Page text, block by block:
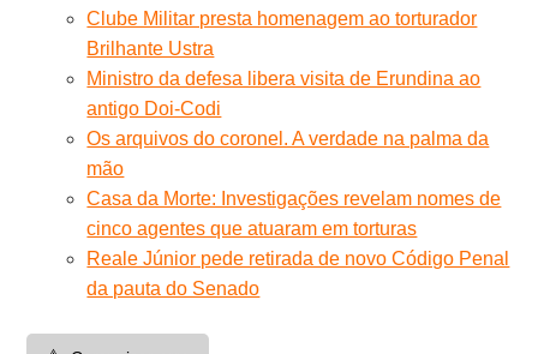
Clube Militar presta homenagem ao torturador
Brilhante Ustra
Ministro da defesa libera visita de Erundina ao
antigo Doi-Codi
Os arquivos do coronel. A verdade na palma da
mão
Casa da Morte: Investigações revelam nomes de
cinco agentes que atuaram em torturas
Reale Júnior pede retirada de novo Código Penal
da pauta do Senado